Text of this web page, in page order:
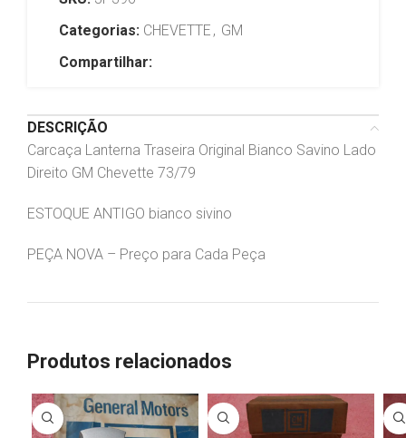
Categorias: CHEVETTE , GM
Compartilhar:
DESCRIÇÃO
Carcaça Lanterna Traseira Original Bianco Savino Lado
Direito GM Chevette 73/79
ESTOQUE ANTIGO bianco sivino
PEÇA NOVA – Preço para Cada Peça
Produtos relacionados